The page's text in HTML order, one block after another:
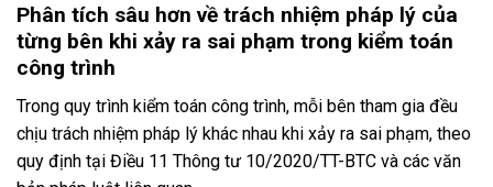
Phân tích sâu hơn về trách nhiệm pháp lý của
từng bên khi xảy ra sai phạm trong kiểm toán
công trình
Trong quy trình kiểm toán công trình, mỗi bên tham gia đều
chịu trách nhiệm pháp lý khác nhau khi xảy ra sai phạm, theo
quy định tại Điều 11 Thông tư 10/2020/TT-BTC và các văn